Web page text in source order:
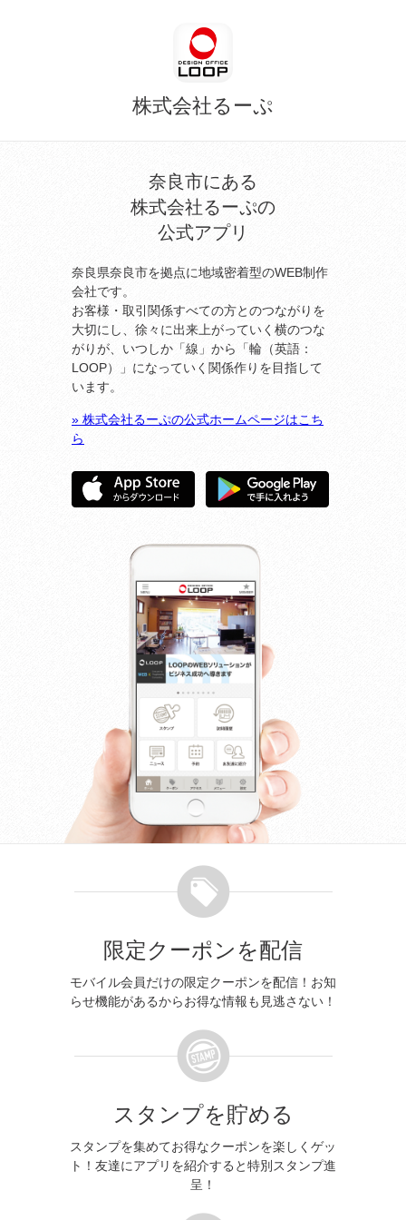
株式会社るーぷ
奈良市にある
株式会社るーぷの
公式アプリ
奈良県奈良市を拠点に地域密着型のWEB制作
会社です。
お客様・取引関係すべての方とのつながりを
大切にし、徐々に出来上がっていく横のつな
がりが、いつしか「線」から「輪（英語：
LOOP）」になっていく関係作りを目指して
います。
» 株式会社るーぷの公式ホームページはこち
ら
限定クーポンを配信
モバイル会員だけの限定クーポンを配信！お知
らせ機能があるからお得な情報も見逃さない！
スタンプを貯める
スタンプを集めてお得なクーポンを楽しくゲッ
ト！友達にアプリを紹介すると特別スタンプ進
呈！